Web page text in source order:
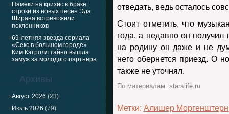
Намеки на кризис в браке:
строки из новых песен Эда
Ширана встревожили
поклонников
69-летняя звезда сериала
«Секс в большом городе»
Ким Кэтролл тайно вышла
замуж за молодого партнера
Архивы
Август 2026 (23)
Июль 2026 (79)
отведать, ведь осталось
Стоит отметить, что
года, а недавно он получил
на родину он даже и не
него обернется приезд. О
также не уточнял.
По материалам: starslife.ru
Метки: Алишер Моргенштерн